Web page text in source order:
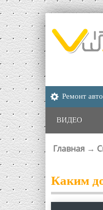
Ремонт
ВИДЕО
ВЫ ЗДЕСЬ
Главная →
Каким